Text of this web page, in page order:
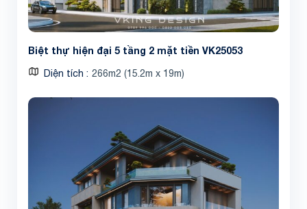
Biệt thự hiện đại 5 tầng 2 mặt tiền VK25053
Diện tích 266m2 (15.2m x 19m)